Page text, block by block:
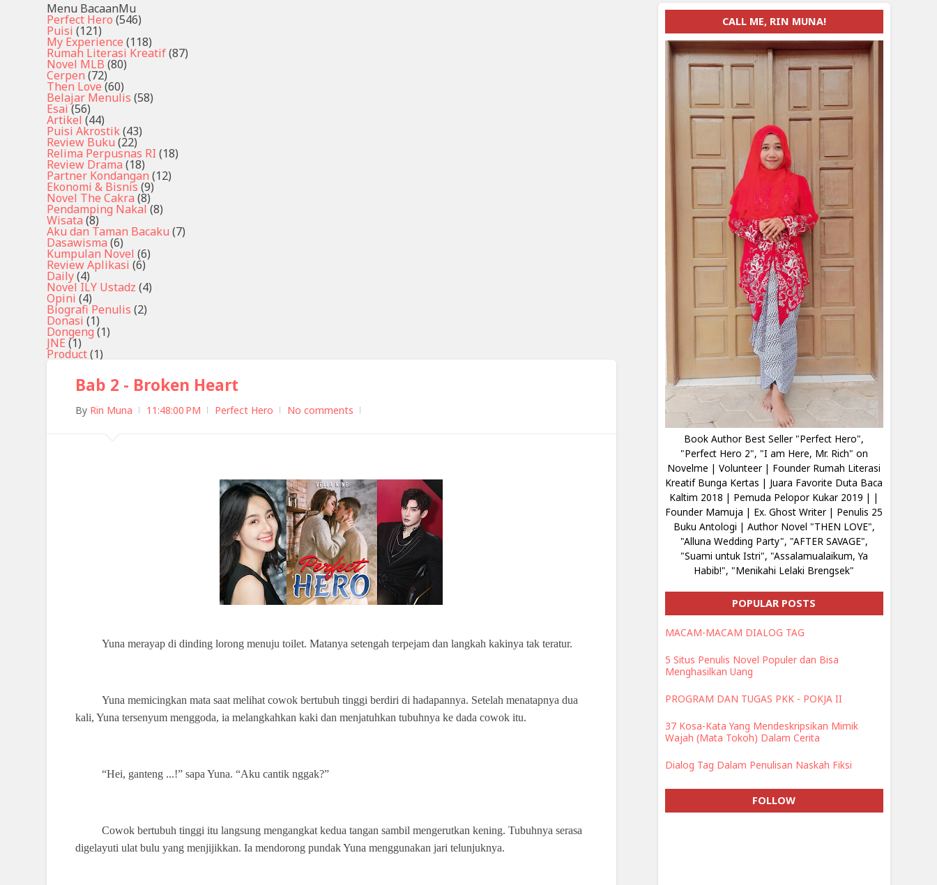
Menu BacaanMu
Perfect Hero (546)
Puisi (121)
My Experience (118)
Rumah Literasi Kreatif(87)
Novel MLB (80)
Cerpen (72)
Then Love (60)
Belajar Menulis (58)
Esai (56)
Artikel (44)
Puisi Akrostik(43)
Review Buku (22)
Relima Perpusnas RI (18)
Review Drama (18)
Partner Kondangan (12)
Ekonomi & Bisnis (9)
Novel The Cakra (8)
Pendamping Nakal(8)
Wisata (8)
Aku dan Taman Bacaku (7)
Dasawisma (6)
Kumpulan Novel (6)
Review Aplikasi (6)
Daily(4)
Novel ILY Ustadz (4)
Opini (4)
Biografi Penulis (2)
Donasi (1)
Dongeng (1)
JNE (1)
Product(1)
Bab 2 - Broken Heart
By Rin Muna 11:48:00 PM Perfect Hero No comments
Yuna merayap di dinding lorong menuju toilet. Matanya setengah terpejam dan langkah kakinya tak teratur.
Yuna memicingkan mata saat melihat cowok bertubuh tinggi berdiri di hadapannya. Setelah menatapnya dua
kali, Yuna tersenyum menggoda, ia melangkahkan kaki dan menjatuhkan tubuhnya ke dada cowok itu.
“Hei, ganteng ...!” sapa Yuna. “Aku cantik nggak?”
Cowok bertubuh tinggi itu langsung mengangkat kedua tangan sambil mengerutkan kening. Tubuhnya serasa
digelayuti ulat bulu yang menjijikkan. Ia mendorong pundak Yuna menggunakan jari telunjuknya.
CALL ME, RIN MUNA!
Book Author Best Seller "Perfect Hero",
"Perfect Hero 2", "I am Here, Mr. Rich" on
Novelme | Volunteer | Founder Rumah Literasi
Kreatif Bunga Kertas | Juara Favorite Duta Baca
Kaltim 2018 | Pemuda Pelopor Kukar 2019 | |
Founder Mamuja | Ex. Ghost Writer | Penulis 25
Buku Antologi | Author Novel "THEN LOVE",
"Alluna Wedding Party", "AFTER SAVAGE",
"Suami untuk Istri", "Assalamualaikum, Ya
Habib!", "Menikahi Lelaki Brengsek"
POPULAR POSTS
MACAM-MACAM DIALOG TAG
5 Situs Penulis Novel Populer dan Bisa
Menghasilkan Uang
PROGRAM DAN TUGAS PKK - POKJA II
37 Kosa-Kata Yang Mendeskripsikan Mimik
Wajah (Mata Tokoh) Dalam Cerita
Dialog Tag Dalam Penulisan Naskah Fiksi
FOLLOW